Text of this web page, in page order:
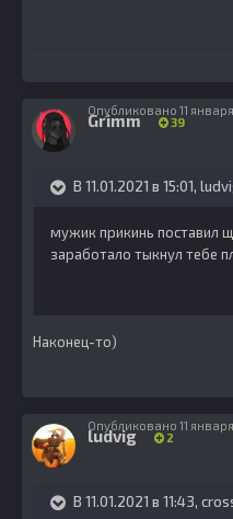
Grimm 39
Опубликовано 11
В 11.01.2021 в 15:01,
мужик прикинь поставил
заработало тыкнул тебе
Наконец-то)
ludvig 2
Опубликовано 11
В 11.01.2021 в 11:43,